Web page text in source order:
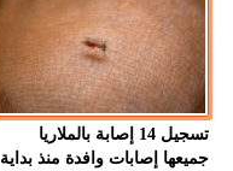
تسجيل 14 إصابة بالملاريا
جميعها إصابات وافدة منذ بداية